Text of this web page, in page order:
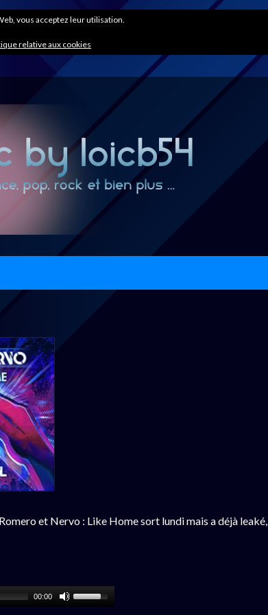
et Nervo : Like Home sort lundi mais a déjà leaké,
00:00
vous acceptez leur utilisation.
relative aux cookies